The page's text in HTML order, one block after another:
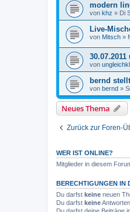
modern
von khz » Di
Live-
von Mitsch »
von
bernd
von bernd »
Neues Thema
Zurück zur Foren-
WER IST ONLINE?
Mitglieder in diesem
BERECHTIGUNGEN IN
Du darfst keine neuen
Du darfst keine